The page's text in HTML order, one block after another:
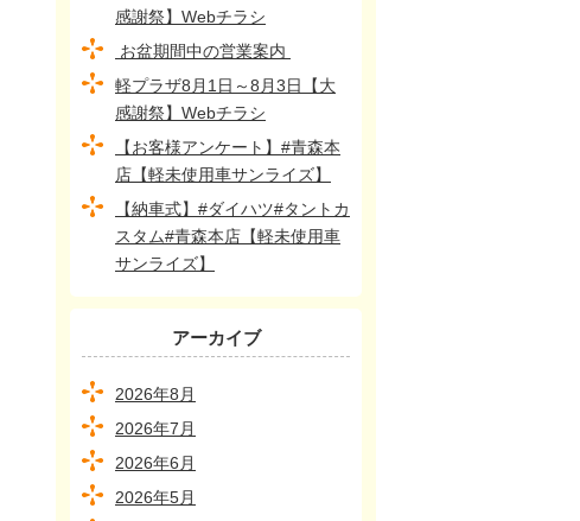
感謝祭】Webチラシ
お盆期間中の営業案内
軽プラザ8月1日～8月3日【大
感謝祭】Webチラシ
【お客様アンケート】#青森本
店【軽未使用車サンライズ】
【納車式】#ダイハツ#タントカ
スタム#青森本店【軽未使用車
サンライズ】
アーカイブ
2026年8月
2026年7月
2026年6月
2026年5月